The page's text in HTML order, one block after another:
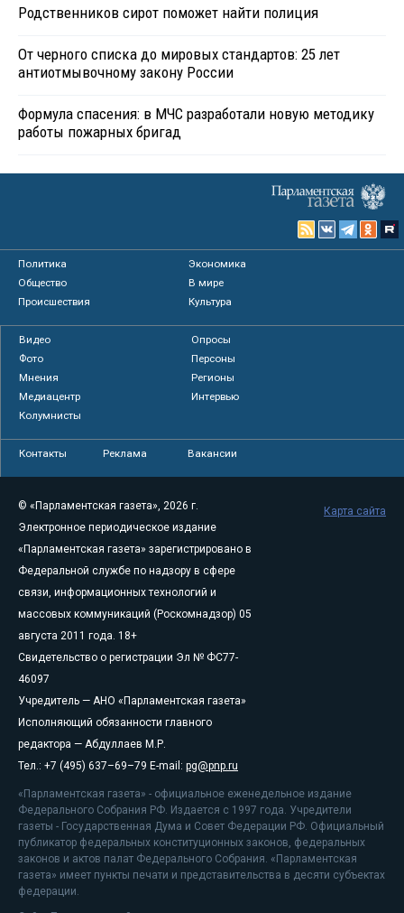
Родственников сирот поможет найти полиция
От черного списка до мировых стандартов: 25 лет
антиотмывочному закону России
Формула спасения: в МЧС разработали новую методику
работы пожарных бригад
Политика
Экономика
Общество
В мире
Происшествия
Культура
Видео
Опросы
Фото
Персоны
Мнения
Регионы
Медиацентр
Интервью
Колумнисты
Контакты Реклама Вакансии
© «Парламентская газета», 2026 г.
Электронное периодическое издание
«Парламентская газета» зарегистрировано в
Федеральной службе по надзору в сфере
связи, информационных технологий и
массовых коммуникаций (Роскомнадзор) 05
августа 2011 года. 18+
Свидетельство о регистрации Эл № ФС77-
46097
Учредитель — АНО «Парламентская газета»
Исполняющий обязанности главного
редактора — Абдуллаев М.Р.
Тел.: +7 (495) 637–69–79 E-mail: pg@pnp.ru
«Парламентская газета» - официальное еженедельное издание
Федерального Собрания РФ. Издается с 1997 года. Учредители
газеты - Государственная Дума и Совет Федерации РФ. Официальный
публикатор федеральных конституционных законов, федеральных
законов и актов палат Федерального Собрания. «Парламентская
газета» имеет пункты печати и представительства в десяти субъектах
федерации.
Карта сайта